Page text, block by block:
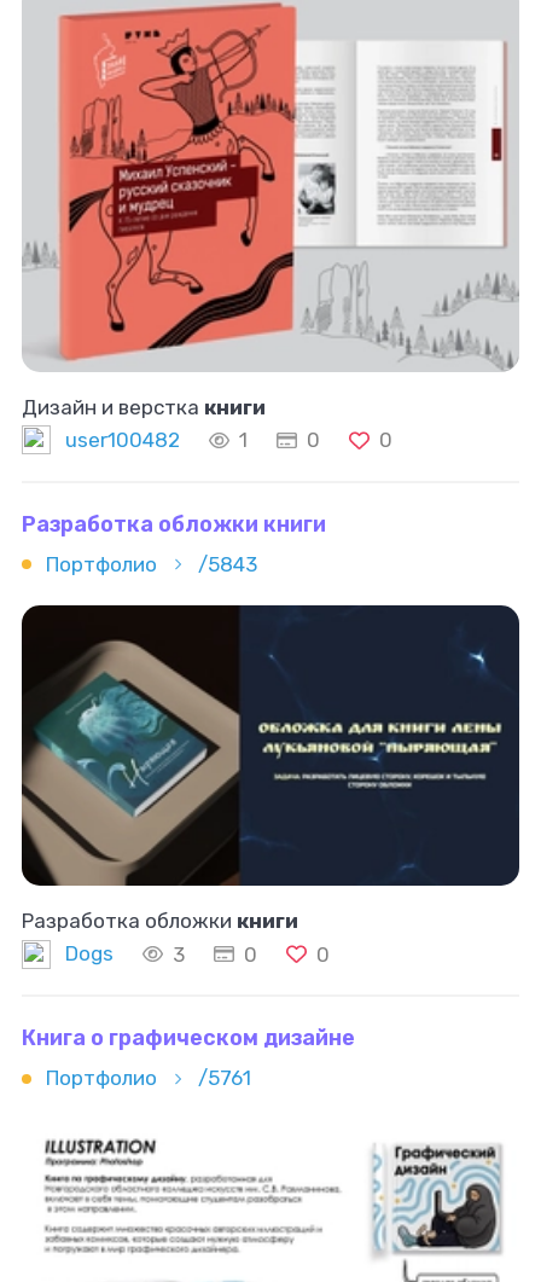
Дизайн и верстка книги
user100482
1 0 0
Разработка обложки книги
Портфолио /5843
Разработка обложки книги
Dogs
3 0 0
Книга о графическом дизайне
Портфолио /5761